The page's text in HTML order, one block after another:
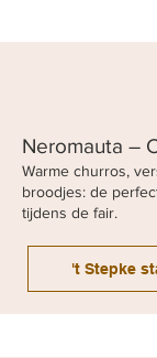
Neromauta –
Warme churros,
broodjes: de
tijdens de fair.
't Stepke